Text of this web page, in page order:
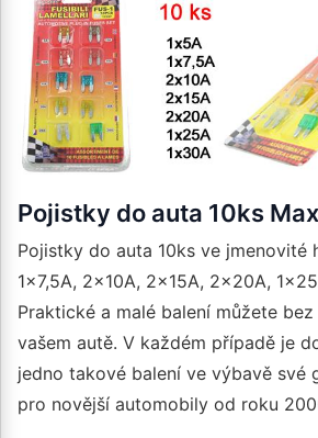
Pojistky do auta 10ks
Pojistky do auta 10ks ve jmenovité
1x7,5A, 2x10A, 2x15A, 2x20A,
Praktické a malé balení můžete
vašem autě. V každém případě je
jedno takové balení ve výbavě své
pro novější automobily od roku